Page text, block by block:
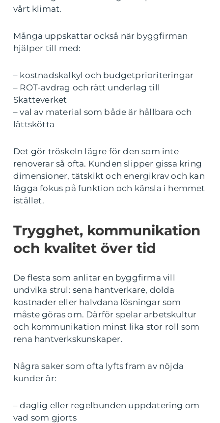
vårt klimat.
Många uppskattar också när byggfirman
hjälper till med:
– kostnadskalkyl och budgetprioriteringar
– ROT-avdrag och rätt underlag till
Skatteverket
– val av material som både är hållbara och
lättskötta
Det gör tröskeln lägre för den som inte
renoverar så ofta. Kunden slipper gissa kring
dimensioner, tätskikt och energikrav och kan
lägga fokus på funktion och känsla i hemmet
istället.
Trygghet, kommunikation
och kvalitet över tid
De flesta som anlitar en byggfirma vill
undvika strul: sena hantverkare, dolda
kostnader eller halvdana lösningar som
måste göras om. Därför spelar arbetskultur
och kommunikation minst lika stor roll som
rena hantverkskunskaper.
Några saker som ofta lyfts fram av nöjda
kunder är:
– daglig eller regelbunden uppdatering om
vad som gjorts